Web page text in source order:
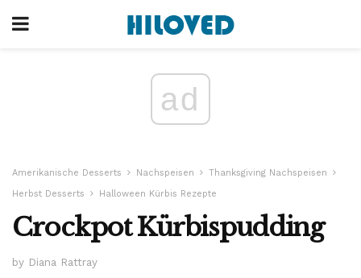
ad
Amerikanische Desserts Nachspeisen
Thanksgiving Nachspeisen
Herbst Desserts
Halloween Kürbis Rezepte
Crockpot Kürbispudding
by Diana Rattray